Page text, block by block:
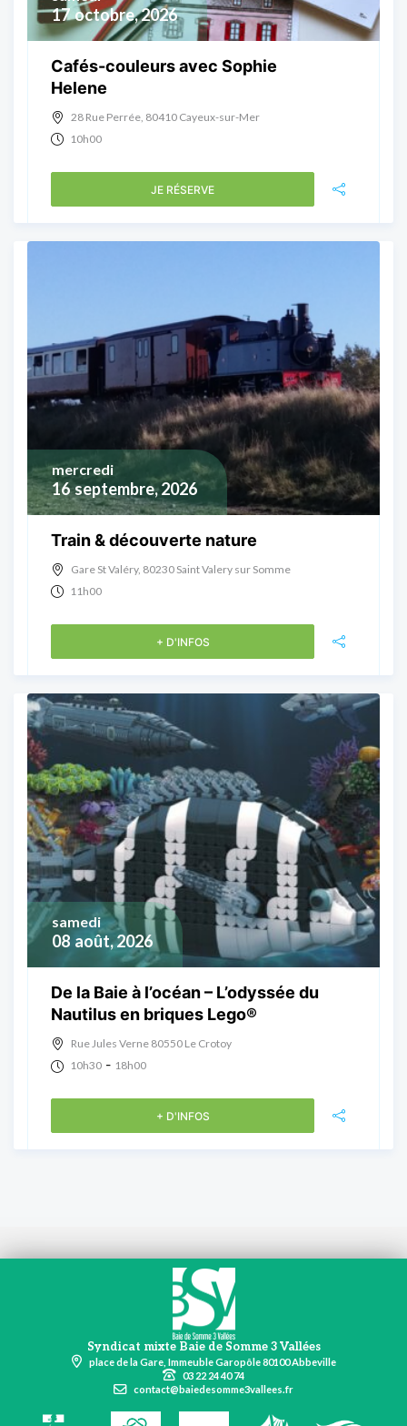
17 octobre, 2026
Cafés-couleurs avec Sophie
Helene
28 Rue Perrée, 80410 Cayeux-sur-Mer
10h00
JE RÉSERVE
16 septembre, 2026
mercredi
Train & découverte nature
Gare St Valéry, 80230 Saint Valery sur Somme
11h00
+ D'INFOS
08 août, 2026
samedi
De la Baie à l’océan – L’odyssée du
Nautilus en briques Lego®
Rue Jules Verne 80550 Le Crotoy
10h30 - 18h00
+ D'INFOS
Syndicat mixte Baie de Somme 3 Vallées
place de la Gare, Immeuble Garopôle 80100 Abbeville
03 22 24 40 74
contact@baiedesomme3vallees.fr